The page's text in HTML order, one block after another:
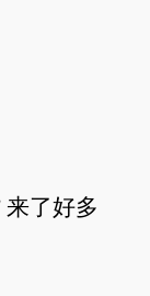
来了好多